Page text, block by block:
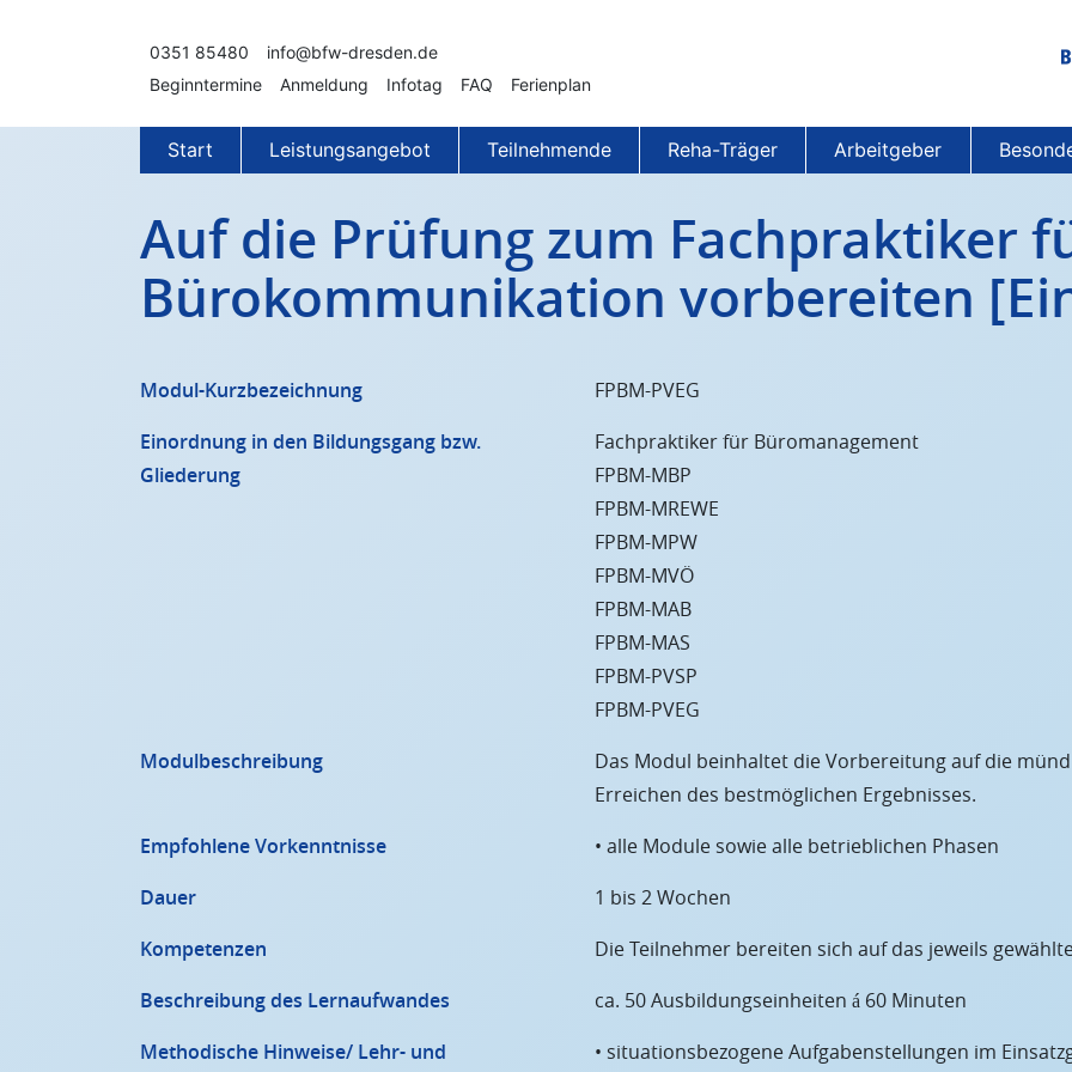
0351 85480
info@bfw-dresden.de
Beginntermine
Anmeldung Infotag FAQ Ferienplan
Start Leistungsangebot Teilnehmende Reha-Träger Arbeitgeber
Auf die Prüfung zum Fachpraktiker
Bürokommunikation vorbereiten
Modul-Kurzbezeichnung
FPBM-PVEG
Einordnung in den Bildungsgang bzw.
Gliederung
Fachpraktiker für Büromanagement
FPBM-MBP
FPBM-MREWE
FPBM-MPW
FPBM-MVÖ
FPBM-MAB
FPBM-MAS
FPBM-PVSP
FPBM-PVEG
Modulbeschreibung
Das Modul beinhaltet die Vorbereitung auf die
Erreichen des bestmöglichen Ergebnisses.
Empfohlene Vorkenntnisse
• alle Module sowie alle betrieblichen Phasen
Dauer
1 bis 2 Wochen
Kompetenzen
Die Teilnehmer bereiten sich auf das jeweils
Beschreibung des Lernaufwandes
ca. 50 Ausbildungseinheiten á 60 Minuten
Methodische Hinweise/ Lehr- und
• situationsbezogene Aufgabenstellungen im